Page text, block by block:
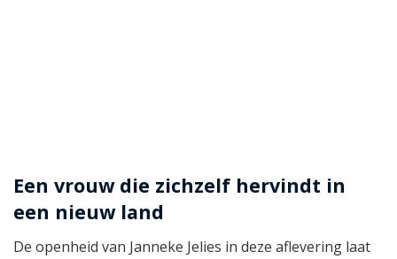
Een vrouw die zichzelf hervindt in
een nieuw land
De openheid van Janneke Jelies in deze aflevering laat